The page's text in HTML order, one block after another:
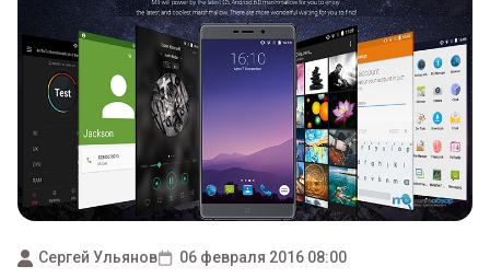
Сергей Ульянов 06 февраля 2016 08:00